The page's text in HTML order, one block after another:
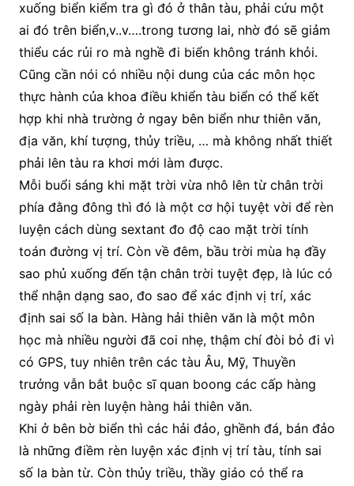
xuống biển kiểm tra gì đó ở thân tàu, phải cứu một
ai đó trên biển,v..v….trong tương lai, nhờ đó sẽ giảm
thiểu các rủi ro mà nghề đi biển không tránh khỏi.
Cũng cần nói có nhiều nội dung của các môn học
thực hành của khoa điều khiển tàu biển có thể kết
hợp khi nhà trường ở ngay bên biển như thiên văn,
địa văn, khí tượng, thủy triều, … mà không nhất thiết
phải lên tàu ra khơi mới làm được.
Mỗi buổi sáng khi mặt trời vừa nhô lên từ chân trời
phía đằng đông thì đó là một cơ hội tuyệt vời để rèn
luyện cách dùng sextant đo độ cao mặt trời tính
toán đường vị trí. Còn về đêm, bầu trời mùa hạ đầy
sao phủ xuống đến tận chân trời tuyệt đẹp, là lúc có
thể nhận dạng sao, đo sao để xác định vị trí, xác
định sai số la bàn. Hàng hải thiên văn là một môn
học mà nhiều người đã coi nhẹ, thậm chí đòi bỏ đi vì
có GPS, tuy nhiên trên các tàu Âu, Mỹ, Thuyền
trưởng vẫn bắt buộc sĩ quan boong các cấp hàng
ngày phải rèn luyện hàng hải thiên văn.
Khi ở bên bờ biển thì các hải đảo, ghềnh đá, bán đảo
là những điềm rèn luyện xác định vị trí tàu, tính sai
số la bàn từ. Còn thủy triều, thầy giáo có thể ra